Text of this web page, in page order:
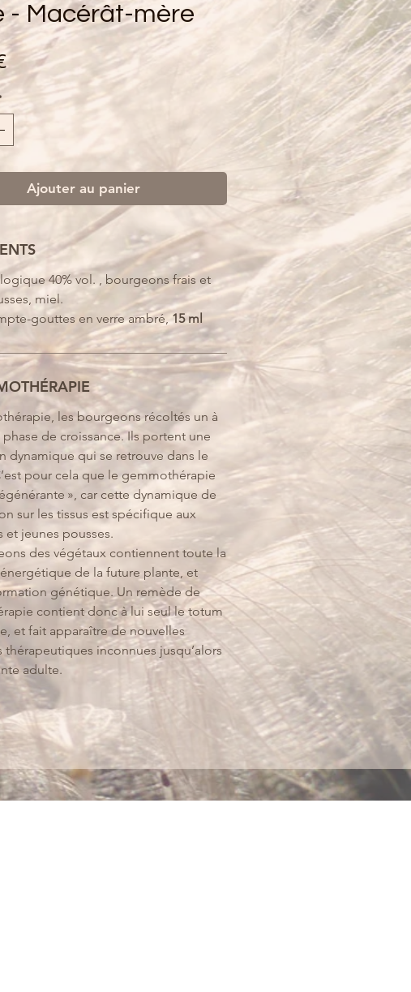
- Macérât-mère
Prix
Ajouter au panier
40% vol. , bourgeons frais et
miel.
gouttes en verre ambré,15 ml
les bourgeons récoltés un à
de croissance. Ils portent une
dynamique qui se retrouve dans le
pour cela que le gemmothérapie
», car cette dynamique de
sur les tissus est spécifique aux
et jeunes pousses.
des végétaux contiennent toute la
de la future plante, et
génétique. Un remède de
contient donc à lui seul le totum
et fait apparaître de nouvelles
thérapeutiques inconnues jusqu’alors
adulte.